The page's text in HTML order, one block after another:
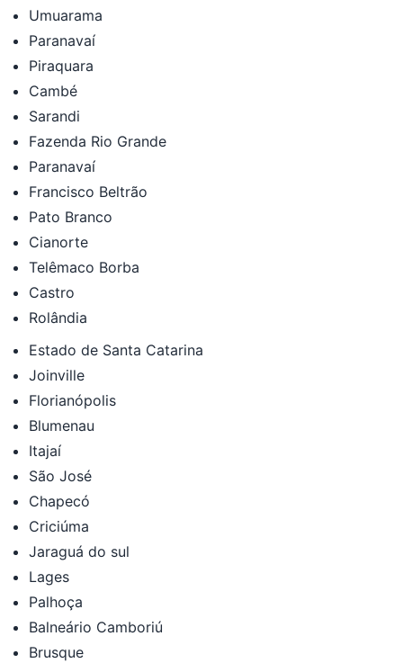
Umuarama
Paranavaí
Piraquara
Cambé
Sarandi
Fazenda Rio Grande
Paranavaí
Francisco Beltrão
Pato Branco
Cianorte
Telêmaco Borba
Castro
Rolândia
Estado de Santa Catarina
Joinville
Florianópolis
Blumenau
Itajaí
São José
Chapecó
Criciúma
Jaraguá do sul
Lages
Palhoça
Balneário Camboriú
Brusque